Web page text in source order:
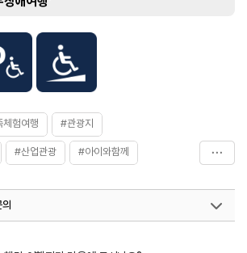
험여행 #관광지
#산업관광 #아이와함께